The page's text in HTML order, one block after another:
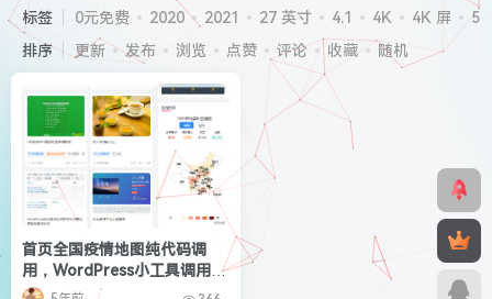
标签 0元免费 2020 2021 27 英寸 4.1 4K 4K 屏
5G
排序
更新 发布 浏览 点赞 评论 收藏 随机
首页全国疫情地图纯代码调
用，WordPress小工具调用显
示